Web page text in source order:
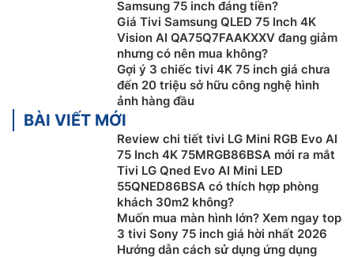
Bộ xử lý AI Q4
Smart tivi Samsung 4K 75 inchQA75Q7FAAKXXV được
trang bị bộ xử lý AI Q4 mạnh mẽ có khả năng nâng
cấp hình ảnh đầu vào lên chuẩn 4K giúp bạn thỏa sức
chiêm ngưỡng nội dung bạn yêu thích ở chất lượng 4K
sắc nét và sắc thái màu sắc nguyên bản.
Samsung 75 inch đáng tiền?
Giá Tivi Samsung QLED 75 Inch 4K
Vision AI QA75Q7FAAKXXV đang giảm
nhưng có nên mua không?
Gợi ý 3 chiếc tivi 4K 75 inch giá chưa
đến 20 triệu sở hữu công nghệ hình
ảnh hàng đầu
BÀI VIẾT MỚI
Review chi tiết tivi LG Mini RGB Evo AI
75 Inch 4K 75MRGB86BSA mới ra mắt
Tivi LG Qned Evo AI Mini LED
55QNED86BSA có thích hợp phòng
khách 30m2 không?
Muốn mua màn hình lớn? Xem ngay top
3 tivi Sony 75 inch giá hời nhất 2026
Hướng dẫn cách sử dụng ứng dụng